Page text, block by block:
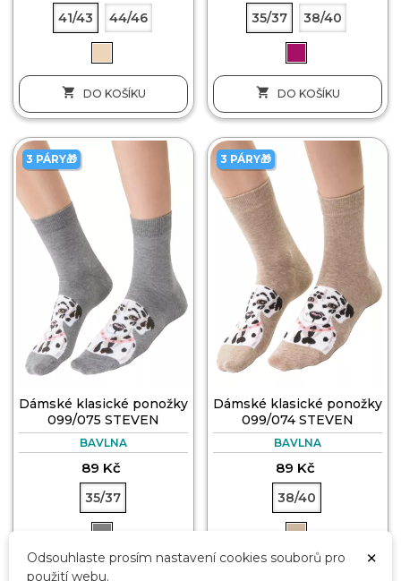
41/43 44/46
 DO KOŠÍKU
35/37 38/40
 DO KOŠÍKU
3 PÁRY🎁
Dámské klasické ponožky
099/075 STEVEN
BAVLNA
89 Kč
35/37
 DO KOŠÍKU
3 PÁRY🎁
Dámské klasické ponožky
099/074 STEVEN
BAVLNA
89 Kč
38/40
×
Odsouhlaste prosím nastavení cookies souborů pro
použití webu.